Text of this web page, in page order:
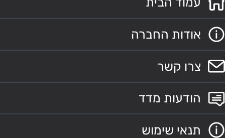
אודות החברה
צרו קשר
הודעות מדד
תנאי שימוש